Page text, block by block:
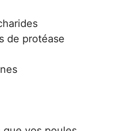
de protéase